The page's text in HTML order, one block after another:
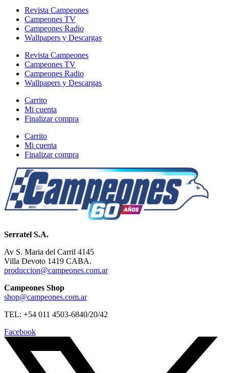
Revista Campeones
Campeones TV
Campeones Radio
Wallpapers y Descargas
Revista Campeones
Campeones TV
Campeones Radio
Wallpapers y Descargas
Carrito
Mi cuenta
Finalizar compra
Carrito
Mi cuenta
Finalizar compra
Serratel S.A.
Av S. Maria del Carril 4145
Villa Devoto 1419 CABA.
produccion@campeones.com.ar
Campeones Shop
shop@campeones.com.ar
TEL: +54 011 4503-6840/20/42
Facebook